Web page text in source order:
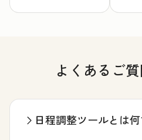
よくあるご質
日程調整ツールとは